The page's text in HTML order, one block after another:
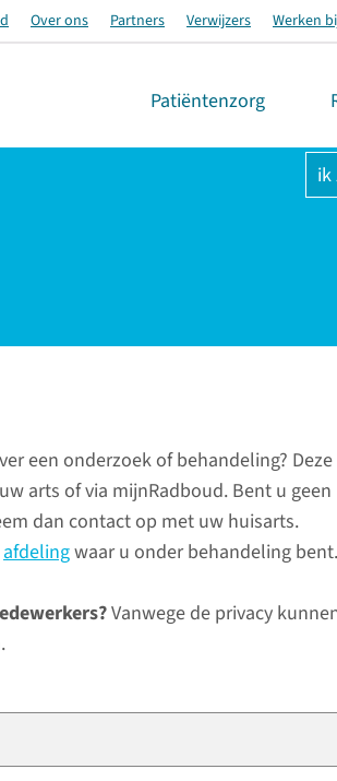
Over ons Partners Verwijzers Werken
Patiëntenzorg
ik
een onderzoek of behandeling?
arts of via mijnRadboud. Bent u geen
dan contact op met uw huisarts.
afdelingwaar u onder behandeling
Vanwege de privacy